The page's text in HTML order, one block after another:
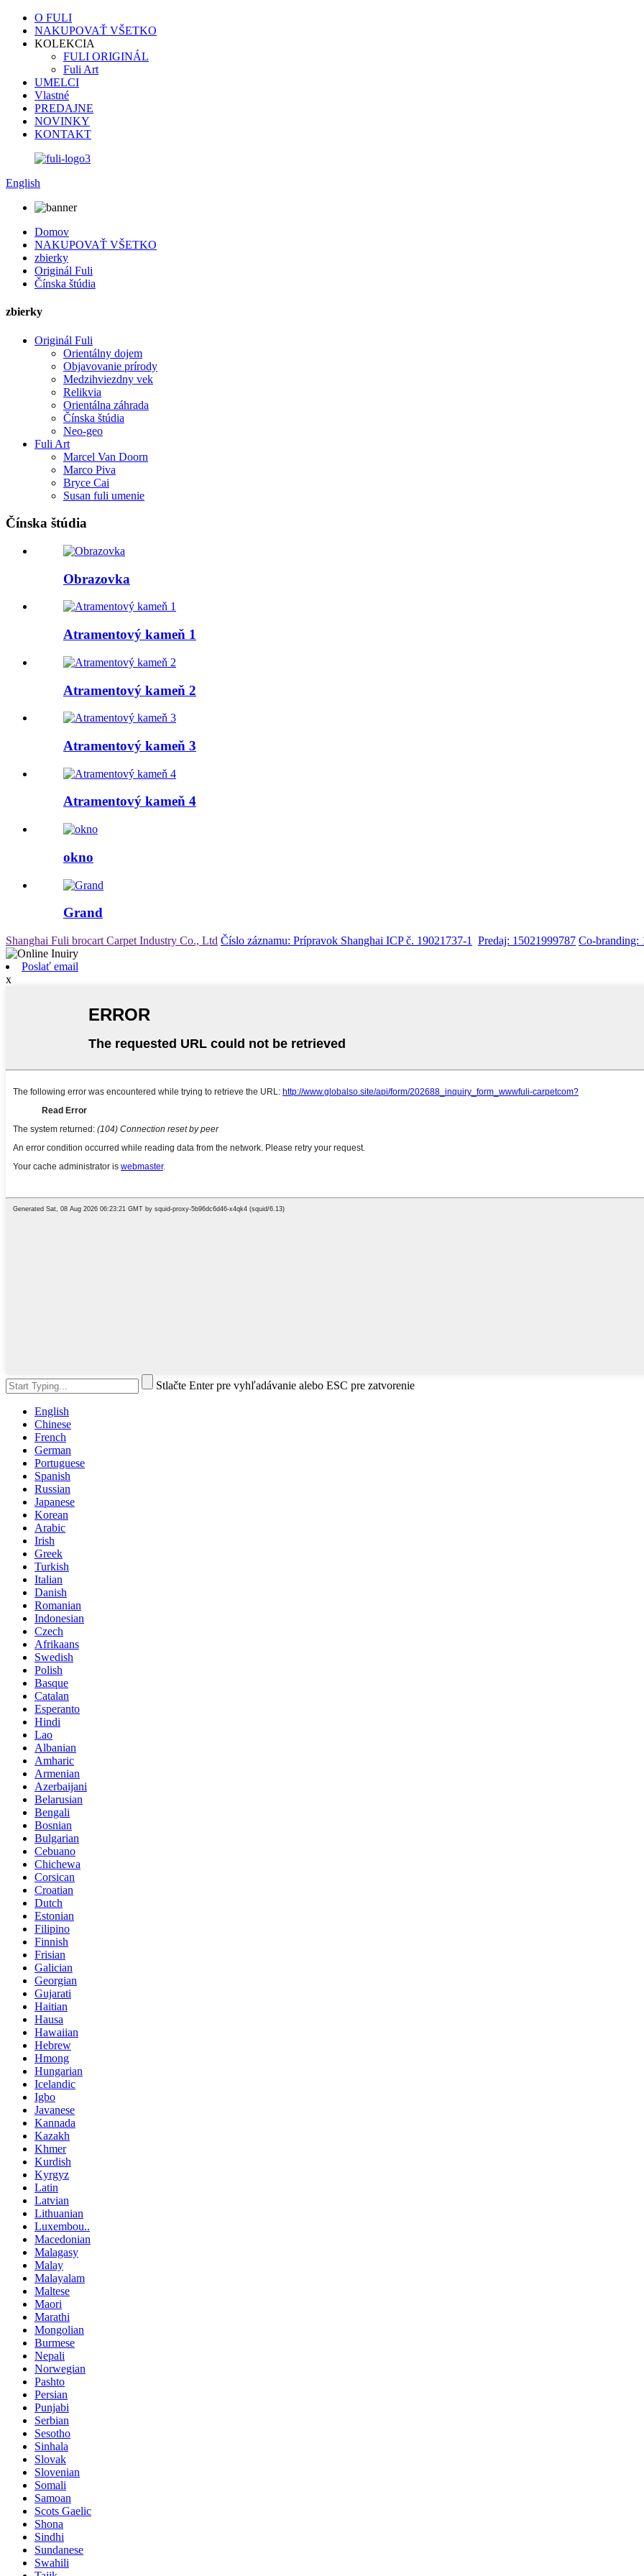
O FULI
NAKUPOVAŤ VŠETKO
KOLEKCIA
FULI ORIGINÁL
Fuli Art
UMELCI
Vlastné
PREDAJNE
NOVINKY
KONTAKT
English
Domov
NAKUPOVAŤ VŠETKO
zbierky
Originál Fuli
Čínska štúdia
zbierky
Originál Fuli
Orientálny dojem
Objavovanie prírody
Medzihviezdny vek
Relikvia
Orientálna záhrada
Čínska štúdia
Neo-geo
Fuli Art
Marcel Van Doorn
Marco Piva
Bryce Cai
Susan fuli umenie
Čínska štúdia
Obrazovka
Atramentový kameň 1
Atramentový kameň 2
Atramentový kameň 3
Atramentový kameň 4
okno
Grand
Shanghai Fuli brocart Carpet Industry Co., Ltd Číslo záznamu: Prípravok Shanghai ICP č. 19021737-1 Predaj: 15021999787 Co-branding:
Poslať email
x
Stlačte Enter pre vyhľadávanie alebo ESC pre zatvorenie
English
Chinese
French
German
Portuguese
Spanish
Russian
Japanese
Korean
Arabic
Irish
Greek
Turkish
Italian
Danish
Romanian
Indonesian
Czech
Afrikaans
Swedish
Polish
Basque
Catalan
Esperanto
Hindi
Lao
Albanian
Amharic
Armenian
Azerbaijani
Belarusian
Bengali
Bosnian
Bulgarian
Cebuano
Chichewa
Corsican
Croatian
Dutch
Estonian
Filipino
Finnish
Frisian
Galician
Georgian
Gujarati
Haitian
Hausa
Hawaiian
Hebrew
Hmong
Hungarian
Icelandic
Igbo
Javanese
Kannada
Kazakh
Khmer
Kurdish
Kyrgyz
Latin
Latvian
Lithuanian
Luxembou..
Macedonian
Malagasy
Malay
Malayalam
Maltese
Maori
Marathi
Mongolian
Burmese
Nepali
Norwegian
Pashto
Persian
Punjabi
Serbian
Sesotho
Sinhala
Slovak
Slovenian
Somali
Samoan
Scots Gaelic
Shona
Sindhi
Sundanese
Swahili